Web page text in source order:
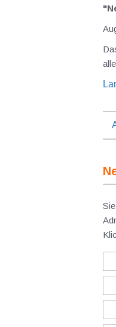
Das aktuell niedrige Zinsniveau führt zwar dazu, dass auf Konten und Sparbüchern keine Zinsen lukriert